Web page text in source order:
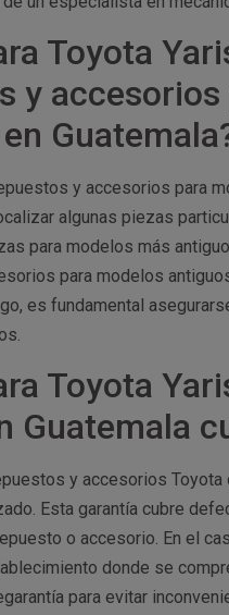
Toyota
y
y accesorios para
algunas piezas
para modelos más
para modelos
es fundamental
Toyota
Guatemala
y accesorios
Esta garantía cubre
o accesorio. En el
donde se
para evitar